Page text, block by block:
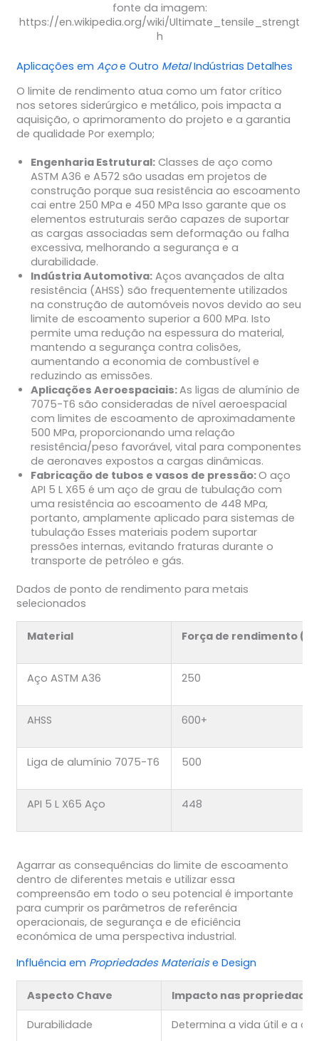
fonte da imagem:
https://en.wikipedia.org/wiki/Ultimate_tensile_strengt
h
Aplicações em Açoe Outro MetalIndústrias Detalhes
O limite de rendimento atua como um fator crítico
nos setores siderúrgico e metálico, pois impacta a
aquisição, o aprimoramento do projeto e a garantia
de qualidade Por exemplo;
Engenharia Estrutural:Classes de aço como
ASTM A36 e A572 são usadas em projetos de
construção porque sua resistência ao escoamento
cai entre 250 MPa e 450 MPa Isso garante que os
elementos estruturais serão capazes de suportar
as cargas associadas sem deformação ou falha
excessiva, melhorando a segurança e a
durabilidade.
Indústria Automotiva:Aços avançados de alta
resistência (AHSS) são frequentemente utilizados
na construção de automóveis novos devido ao seu
limite de escoamento superior a 600 MPa. Isto
permite uma redução na espessura do material,
mantendo a segurança contra colisões,
aumentando a economia de combustível e
reduzindo as emissões.
Aplicações Aeroespaciais:As ligas de alumínio de
7075-T6 são consideradas de nível aeroespacial
com limites de escoamento de aproximadamente
500 MPa, proporcionando uma relação
resistência/peso favorável, vital para componentes
de aeronaves expostos a cargas dinâmicas.
Fabricação de tubos e vasos de pressão:O aço
API 5 L X65 é um aço de grau de tubulação com
uma resistência ao escoamento de 448 MPa,
portanto, amplamente aplicado para sistemas de
tubulação Esses materiais podem suportar
pressões internas, evitando fraturas durante o
transporte de petróleo e gás.
Dados de ponto de rendimento para metais
selecionados
Material Força de rendimento
Aço ASTM A36 250
AHSS 600+
Liga de alumínio 7075-T6 500
API 5 L X65 Aço 448
Agarrar as consequências do limite de escoamento
dentro de diferentes metais e utilizar essa
compreensão em todo o seu potencial é importante
para cumprir os parâmetros de referência
operacionais, de segurança e de eficiência
económica de uma perspectiva industrial.
Influência em Propriedades Materiaise Design
Aspecto Chave Impacto nas
Durabilidade Determina a vida útil e a